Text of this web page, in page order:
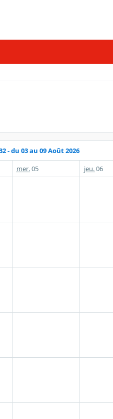
- du 03 au 09 Août 2026
mer.05 jeu.06